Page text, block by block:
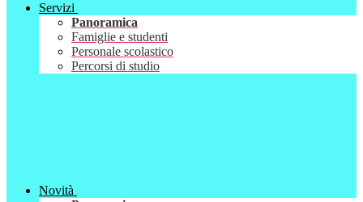
Servizi
Panoramica
Famiglie e studenti
Personale scolastico
Percorsi di studio
Novità